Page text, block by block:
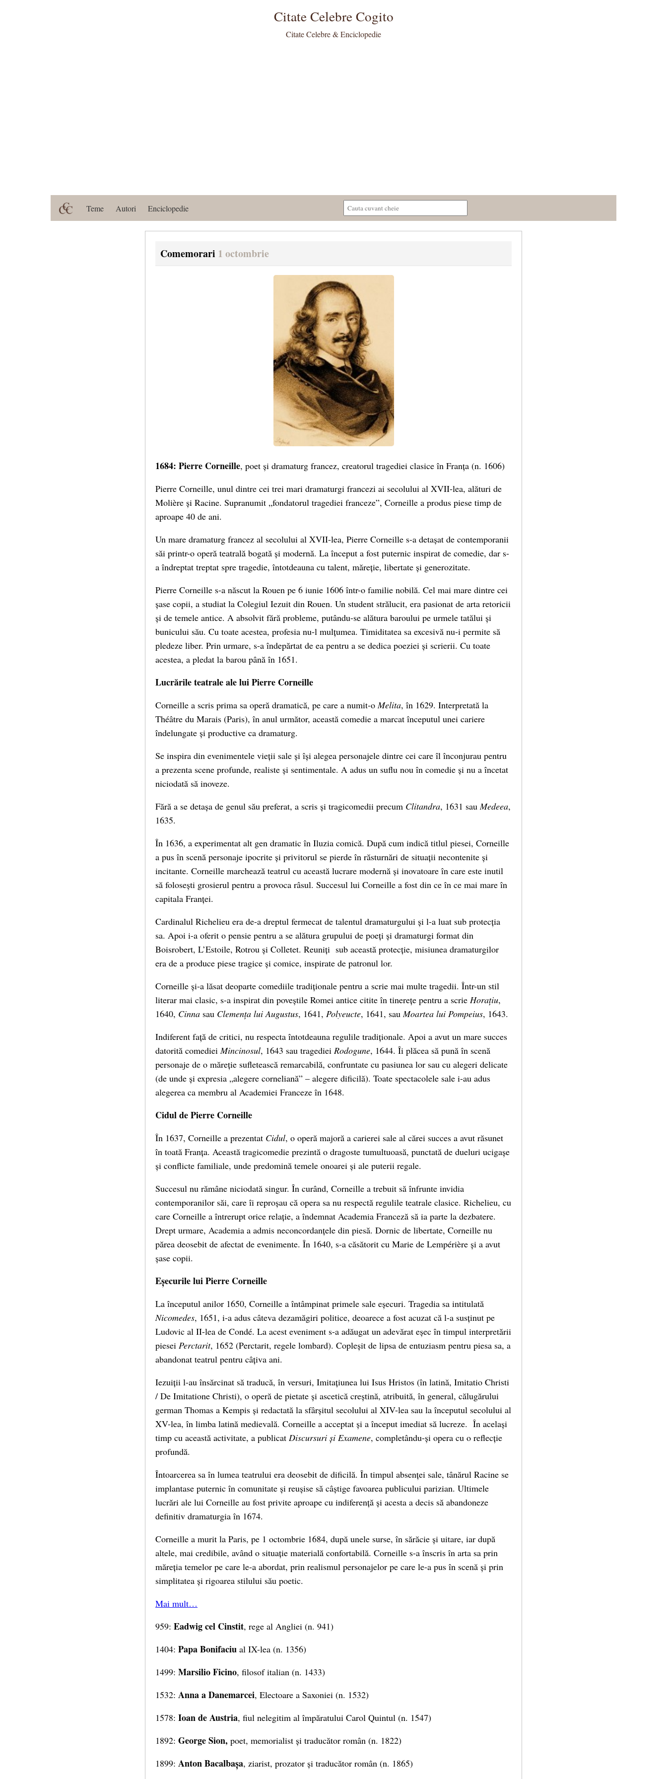
Citate Celebre Cogito
Citate Celebre & Enciclopedie
Teme Autori Enciclopedie
Comemorari 1 octombrie
1684: Pierre Corneille, poet și dramaturg francez, creatorul tragediei clasice în Franța (n. 1606)
Pierre Corneille, unul dintre cei trei mari dramaturgi francezi ai secolului al XVII-lea, alături de
Molière și Racine. Supranumit „fondatorul tragediei franceze”, Corneille a produs piese timp de
aproape 40 de ani.
Un mare dramaturg francez al secolului al XVII-lea, Pierre Corneille s-a detașat de contemporanii
săi printr-o operă teatrală bogată și modernă. La început a fost puternic inspirat de comedie, dar s-
a îndreptat treptat spre tragedie, întotdeauna cu talent, măreție, libertate și generozitate.
Pierre Corneille s-a născut la Rouen pe 6 iunie 1606 într-o familie nobilă. Cel mai mare dintre cei
șase copii, a studiat la Colegiul Iezuit din Rouen. Un student strălucit, era pasionat de arta retoricii
și de temele antice. A absolvit fără probleme, putându-se alătura baroului pe urmele tatălui și
bunicului său. Cu toate acestea, profesia nu-l mulțumea. Timiditatea sa excesivă nu-i permite să
pledeze liber. Prin urmare, s-a îndepărtat de ea pentru a se dedica poeziei și scrierii. Cu toate
acestea, a pledat la barou până în 1651.
Lucrările teatrale ale lui Pierre Corneille
Corneille a scris prima sa operă dramatică, pe care a numit-oMelita, în 1629. Interpretată la
Théâtre du Marais (Paris), în anul următor, această comedie a marcat începutul unei cariere
îndelungate și productive ca dramaturg.
Se inspira din evenimentele vieții sale și își alegea personajele dintre cei care îl înconjurau pentru
a prezenta scene profunde, realiste și sentimentale. A adus un suflu nou în comedie și nu a încetat
niciodată să inoveze.
Fără a se detașa de genul său preferat, a scris și tragicomedii precum Clitandra, 1631 sauMedeea,
1635.
În 1636, a experimentat alt gen dramatic în Iluzia comică. După cum indică titlul piesei, Corneille
a pus în scenă personaje ipocrite și privitorul se pierde în răsturnări de situații necontenite și
incitante. Corneille marchează teatrul cu această lucrare modernă și inovatoare în care este inutil
să folosești grosierul pentru a provoca râsul. Succesul lui Corneille a fost din ce în ce mai mare în
capitala Franței.
Cardinalul Richelieu era de-a dreptul fermecat de talentul dramaturgului și l-a luat sub protecția
sa. Apoi i-a oferit o pensie pentru a se alătura grupului de poeți și dramaturgi format din
Boisrobert, L’Estoile, Rotrou și Colletet. Reuniți sub această protecție, misiunea dramaturgilor
era de a produce piese tragice și comice, inspirate de patronul lor.
Corneille și-a lăsat deoparte comediile tradiționale pentru a scrie mai multe tragedii. Într-un stil
literar mai clasic, s-a inspirat din poveștile Romei antice citite în tinerețe pentru a scrie Horațiu,
1640, Cinna sau Clemența lui Augustus, 1641, Polyeucte, 1641, sauMoartea lui Pompeius, 1643.
Indiferent față de critici, nu respecta întotdeauna regulile tradiționale. Apoi a avut un mare succes
datorită comedieiMincinosul, 1643 sau tragediei Rodogune, 1644. Îi plăcea să pună în scenă
personaje de o măreție sufletească remarcabilă, confruntate cu pasiunea lor sau cu alegeri delicate
(de unde și expresia „alegere corneliană” – alegere dificilă). Toate spectacolele sale i-au adus
alegerea ca membru al Academiei Franceze în 1648.
Cidul de Pierre Corneille
În 1637, Corneille a prezentat Cidul, o operă majoră a carierei sale al cărei succes a avut răsunet
în toată Franța. Această tragicomedie prezintă o dragoste tumultuoasă, punctată de dueluri ucigașe
și conflicte familiale, unde predomină temele onoarei și ale puterii regale.
Succesul nu rămâne niciodată singur. În curând, Corneille a trebuit să înfrunte invidia
contemporanilor săi, care îi reproșau că opera sa nu respectă regulile teatrale clasice. Richelieu, cu
care Corneille a întrerupt orice relație, a îndemnat Academia Franceză să ia parte la dezbatere.
Drept urmare, Academia a admis neconcordanțele din piesă. Dornic de libertate, Corneille nu
părea deosebit de afectat de evenimente. În 1640, s-a căsătorit cu Marie de Lempérière și a avut
șase copii.
Eșecurile lui Pierre Corneille
La începutul anilor 1650, Corneille a întâmpinat primele sale eșecuri. Tragedia sa intitulată
Nicomedes, 1651, i-a adus câteva dezamăgiri politice, deoarece a fost acuzat că l-a susținut pe
Ludovic al II-lea de Condé. La acest eveniment s-a adăugat un adevărat eșec în timpul interpretării
piesei Perctarit, 1652 (Perctarit, regele lombard). Copleșit de lipsa de entuziasm pentru piesa sa, a
abandonat teatrul pentru câțiva ani.
Iezuiții l-au însărcinat să traducă, în versuri, Imitațiunea lui Isus Hristos (în latină, Imitatio Christi
/ De Imitatione Christi), o operă de pietate și ascetică creștină, atribuită, în general, călugărului
german Thomas a Kempis și redactată la sfârșitul secolului al XIV-lea sau la începutul secolului al
XV-lea, în limba latină medievală. Corneille a acceptat și a început imediat să lucreze. În același
timp cu această activitate, a publicat Discursuri și Examene, completându-și opera cu o reflecție
profundă.
Întoarcerea sa în lumea teatrului era deosebit de dificilă. În timpul absenței sale, tânărul Racine se
implantase puternic în comunitate și reușise să câștige favoarea publicului parizian. Ultimele
lucrări ale lui Corneille au fost privite aproape cu indiferență și acesta a decis să abandoneze
definitiv dramaturgia în 1674.
Corneille a murit la Paris, pe 1 octombrie 1684, după unele surse, în sărăcie și uitare, iar după
altele, mai credibile, având o situație materială confortabilă. Corneille s-a înscris în arta sa prin
măreția temelor pe care le-a abordat, prin realismul personajelor pe care le-a pus în scenă și prin
simplitatea și rigoarea stilului său poetic.
Mai mult…
959: Eadwig cel Cinstit, rege al Angliei (n. 941)
1404: Papa Bonifaciu al IX-lea (n. 1356)
1499: Marsilio Ficino, filosof italian (n. 1433)
1532: Anna a Danemarcei, Electoare a Saxoniei (n. 1532)
1578: Ioan de Austria, fiul nelegitim al împăratului Carol Quintul (n. 1547)
1892: George Sion, poet, memorialist și traducător român (n. 1822)
1899: Anton Bacalbașa, ziarist, prozator și traducător român (n. 1865)